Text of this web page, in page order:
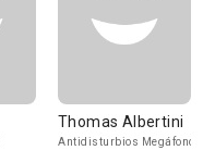
Thomas Albertini
Antidisturbios Megáfono